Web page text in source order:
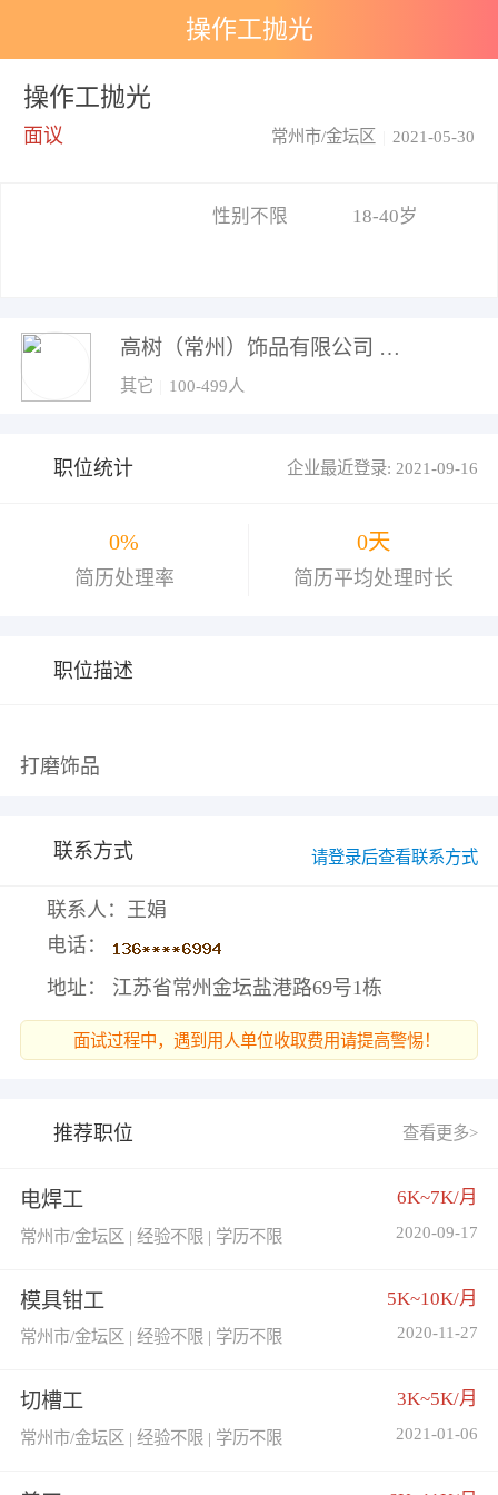
操作工抛光
操作工抛光
面议 2021-05-30
常州市/金坛区
性别不限 18-40岁
高树（常州）饰品有限公司
其它 100-499人
职位统计 企业最近登录: 2021-09-16
0%
简历处理率
0天
简历平均处理时长
职位描述
联系方式 请登录后查看联系方式
联系人：王娟
电话：
地址： 江苏省常州金坛盐港路69号1栋
面试过程中，遇到用人单位收取费用请提高警惕！
推荐职位 查看更多>
电焊工 6K~7K/月
常州市/金坛区 | 经验不限 | 学历不限 2020-09-17
模具钳工 5K~10K/月
常州市/金坛区 | 经验不限 | 学历不限 2020-11-27
切槽工 3K~5K/月
常州市/金坛区 | 经验不限 | 学历不限 2021-01-06